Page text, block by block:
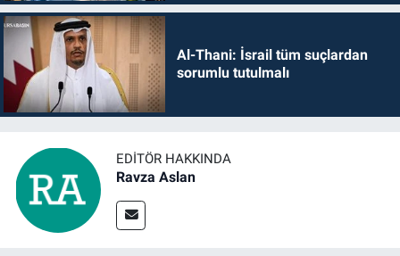
Al-Thani: İsrail tüm suçlardan
sorumlu tutulmalı
EDITÖR HAKKINDA
Ravza Aslan